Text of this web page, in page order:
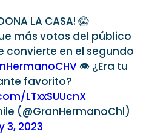
LA CASA! 😱
más votos del público
convierte en el segundo
👁️ ¿Era tu
favorito?
LTxxSUUcnX
(@GranHermanoChl)
3, 2023